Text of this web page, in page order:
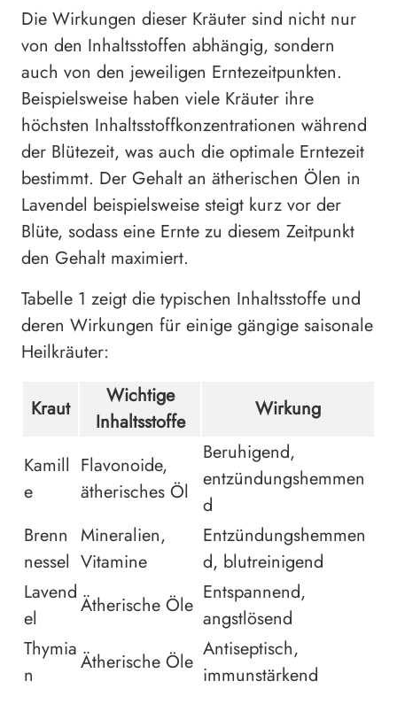
Die Wirkungen dieser Kräuter sind nicht nur
von den Inhaltsstoffen abhängig, sondern
auch von den jeweiligen Erntezeitpunkten.
Beispielsweise haben viele Kräuter ihre
höchsten Inhaltsstoffkonzentrationen während
der Blütezeit, was auch die optimale Erntezeit
bestimmt. Der Gehalt an ätherischen Ölen in
Lavendel beispielsweise steigt kurz vor der
Blüte, sodass eine Ernte zu diesem Zeitpunkt
den Gehalt maximiert.
Tabelle 1 zeigt die typischen Inhaltsstoffe und
deren Wirkungen für einige gängige saisonale
Heilkräuter:
Kraut
Wichtige
Inhaltsstoffe
Wirkung
Kamill
e
Flavonoide,
ätherisches Öl
Beruhigend,
entzündungshemmen
d
Brenn
nessel
Mineralien,
Vitamine
Entzündungshemmen
d, blutreinigend
Lavend
el
Ätherische Öle
Entspannend,
angstlösend
Thymia
n
Ätherische Öle
Antiseptisch,
immunstärkend